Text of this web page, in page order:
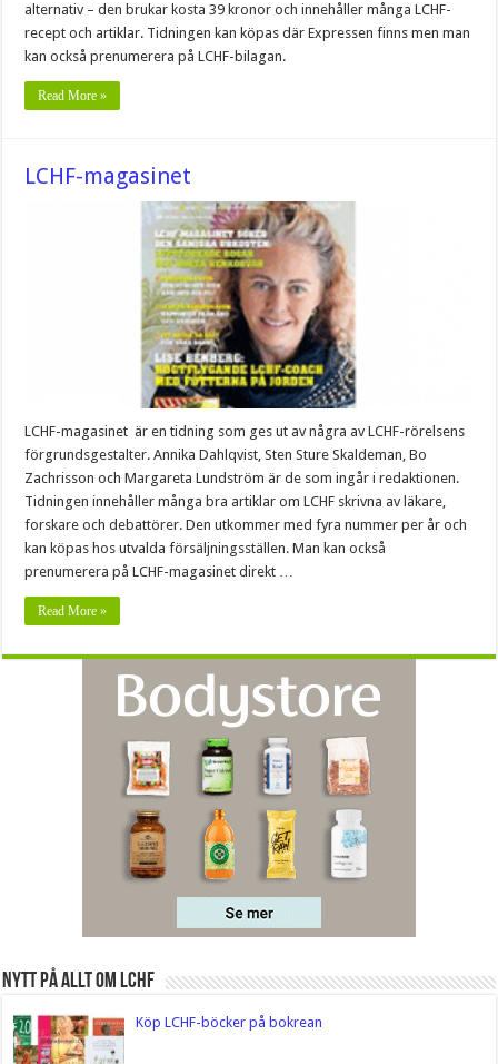
alternativ – den brukar kosta 39 kronor och innehåller många LCHF-
recept och artiklar. Tidningen kan köpas där Expressen finns men man
kan också prenumerera på LCHF-bilagan.
Read More »
LCHF-magasinet
LCHF-magasinet är en tidning som ges ut av några av LCHF-rörelsens
förgrundsgestalter. Annika Dahlqvist, Sten Sture Skaldeman, Bo
Zachrisson och Margareta Lundström är de som ingår i redaktionen.
Tidningen innehåller många bra artiklar om LCHF skrivna av läkare,
forskare och debattörer. Den utkommer med fyra nummer per år och
kan köpas hos utvalda försäljningsställen. Man kan också
prenumerera på LCHF-magasinet direkt …
Read More »
Nytt på Allt om LCHF
Köp LCHF-böcker på bokrean